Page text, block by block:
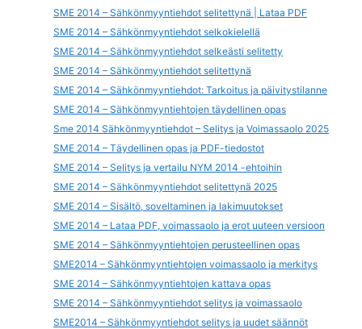
SME 2014 – Sähkönmyyntiehdot selitettynä | Lataa PDF
SME 2014 – Sähkönmyyntiehdot selkokielellä
SME 2014 – Sähkönmyyntiehdot selkeästi selitetty
SME 2014 – Sähkönmyyntiehdot selitettynä
SME 2014 – Sähkönmyyntiehdot: Tarkoitus ja päivitystilanne
SME 2014 – Sähkönmyyntiehtojen täydellinen opas
Sme 2014 Sähkönmyyntiehdot – Selitys ja Voimassaolo 2025
SME 2014 – Täydellinen opas ja PDF-tiedostot
SME 2014 – Selitys ja vertailu NYM 2014 -ehtoihin
SME 2014 – Sähkönmyyntiehdot selitettynä 2025
SME 2014 – Sisältö, soveltaminen ja lakimuutokset
SME 2014 – Lataa PDF, voimassaolo ja erot uuteen versioon
SME 2014 – Sähkönmyyntiehtojen perusteellinen opas
SME2014 – Sähkönmyyntiehtojen voimassaolo ja merkitys
SME 2014 – Sähkönmyyntiehtojen kattava opas
SME 2014 – Sähkönmyyntiehdot selitys ja voimassaolo
SME2014 – Sähkönmyyntiehdot selitys ja uudet säännöt